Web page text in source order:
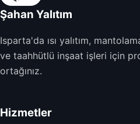
Şahan Yalıtım
Isparta'da ısı yalıtım,
ve taahhütlü inşaat işleri için
ortağınız.
Hizmetler